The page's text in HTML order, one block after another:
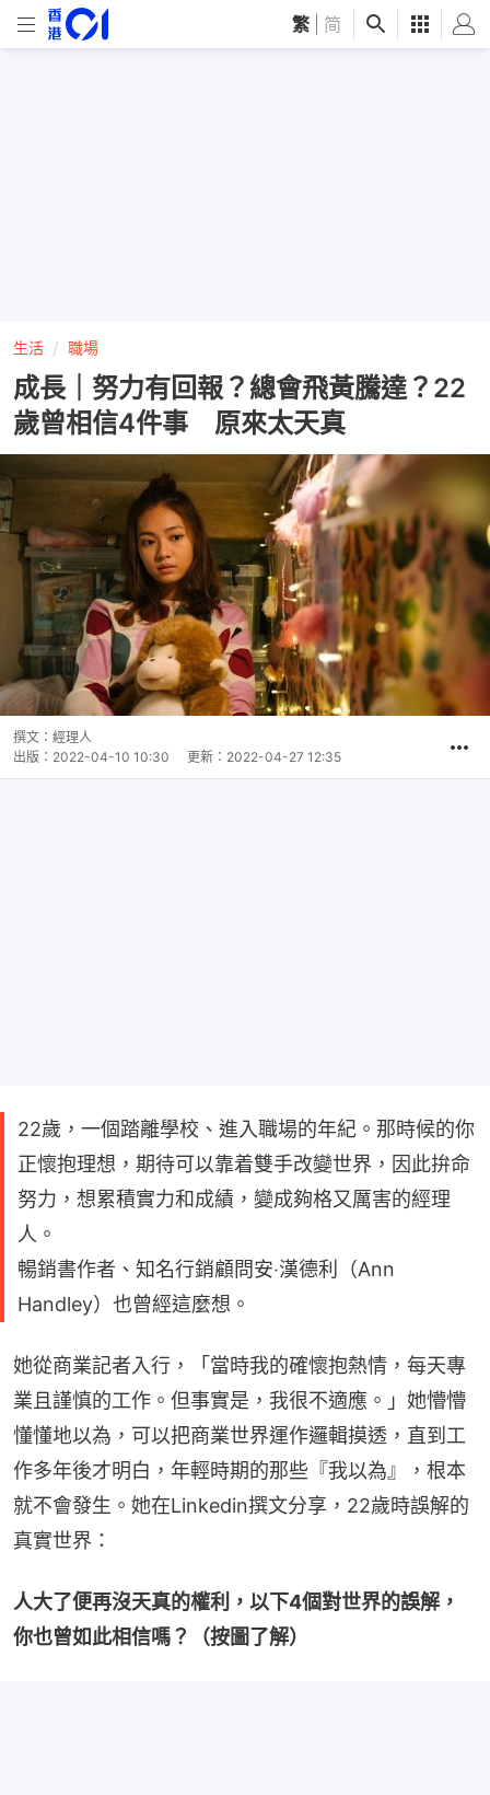
繁 简
生活 職場
成長｜努力有回報？總會飛黃騰達？22
歲曾相信4件事 原來太天真
撰文： 經理人
出版： 2022-04-10 10:30 更新： 2022-04-27 12:35
22歲，一個踏離學校、進入職場的年紀。那時候的你
正懷抱理想，期待可以靠着雙手改變世界，因此拚命
努力，想累積實力和成績，變成夠格又厲害的經理
人。
暢銷書作者、知名行銷顧問安‧漢德利（Ann
Handley）也曾經這麼想。
她從商業記者入行，「當時我的確懷抱熱情，每天專
業且謹慎的工作。但事實是，我很不適應。」她懵懵
懂懂地以為，可以把商業世界運作邏輯摸透，直到工
作多年後才明白，年輕時期的那些『我以為』，根本
就不會發生。她在Linkedin撰文分享，22歲時誤解的
真實世界：
人大了便再沒天真的權利，以下4個對世界的誤解，
你也曾如此相信嗎？（按圖了解）